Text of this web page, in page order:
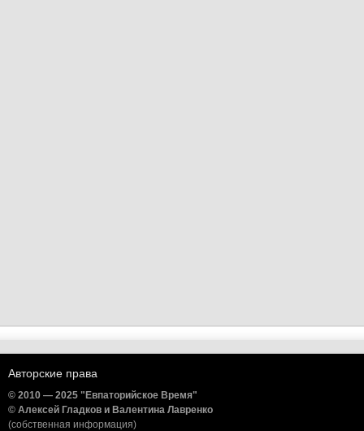
Авторские права
© 2010 — 2025 "Евпаторийское Время"
© Алексей Гладков и Валентина Лавренко
(собственная информация)